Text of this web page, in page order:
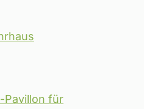
Pavillon für